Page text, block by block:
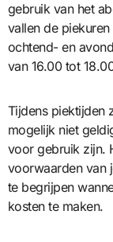
gebruik van het
vallen de
ochtend- en
van 16.00 tot
Tijdens piektijden
mogelijk niet
voor gebruik zijn.
voorwaarden van
te begrijpen
kosten te maken.